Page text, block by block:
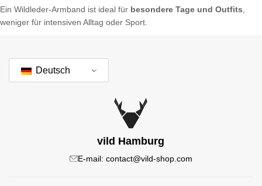
Ein Wildleder-Armband ist ideal für besondere Tage und Outfits
weniger für intensiven Alltag oder Sport.
Deutsch
vild Hamburg
E-mail: contact@vild-shop.com